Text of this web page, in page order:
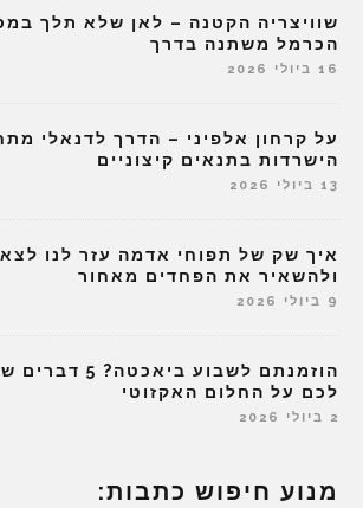
שוויצריה הקטנה – לאן שלא תלך
הכרמל משתנה בדרך
16 ביולי 2026
על קרחון אלפיני – הדרך לדנאלי
הישרדות בתנאים קיצוניים
13 ביולי 2026
איך שק של תפוחי אדמה עזר לנו
ולהשאיר את הפחדים מאחור
9 ביולי 2026
הוזמנתם לשבוע
לכם על החלום האקזוטי
2 ביולי 2026
מנוע חיפוש כתבות: